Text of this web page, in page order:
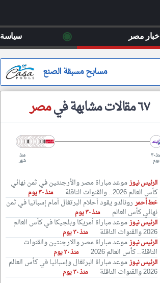
مسابح مسبقة الصنع
٦٧ مقالات مشابهة في مصر
منذ
شهر
منذ ٣٠
يوم
الرئيس نيوزموعد مباراة مصر والأرجنتين في ثمن نهائي
كأس العالم 2026.. والقنوات الناقلة
منذ ٣٠ يوم
خط أحمر رونالدو يقود أحلام البرتغال أمام إسبانيا في ثمن
نهائي كأس العالم
منذ ٣٠ يوم
الرئيس نيوزموعد مباراة أمريكا وبلجيكا في كأس العالم
2026 والقنوات الناقلة
منذ ٣٠ يوم
الرئيس نيوزموعد مباراة مصر والارجنتين والقنوات
الناقلة.. كأس العالم 2026
منذ ٣٠ يوم
الرئيس نيوزموعد مباراة البرتغال وإسبانيا في كأس العالم
2026 والقنوات الناقلة منذ ٣٠ يوم
اخبار مصر ◉ سياسة